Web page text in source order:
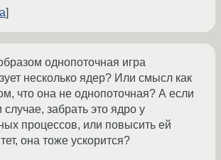
однопоточная игра
несколько ядер? Или смысл как
что она не однопоточная? А если
случае, забрать это ядро у
процессов, или повысить ей
она тоже ускорится?